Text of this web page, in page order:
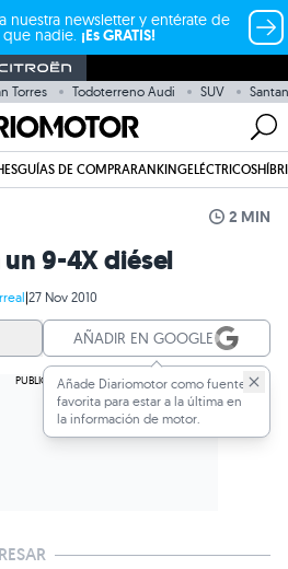
nuestra newsletter y entérate de
nadie. ¡Es GRATIS!
Torres Todoterreno Audi SUV
GUÍAS DE COMPRARANKINGELÉCTRICOS
2 MIN
9-4X diésel
|27 Nov 2010
AÑADIR EN GOOGLE
Añade Diariomotor como fuente
favorita para estar a la última en
la información de motor.